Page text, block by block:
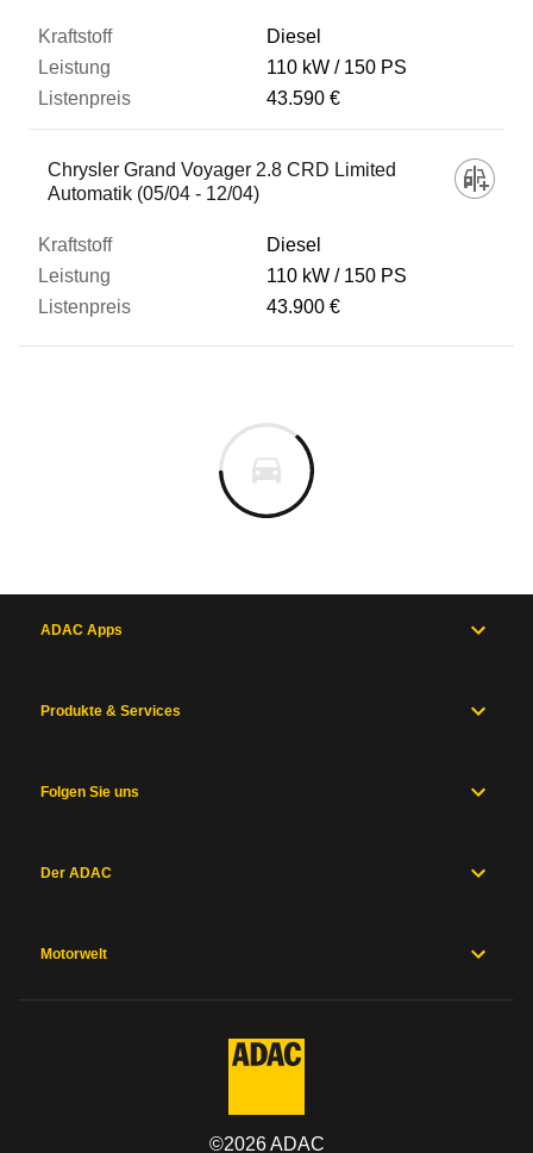
Diesel
110 kW
150 PS
43.590 €
Chrysler Grand Voyager 2.8 CRD Limited
Automatik (05/04 - 12/04)
Diesel
110 kW
150 PS
43.900 €
ADAC Apps
Produkte & Services
Folgen Sie uns
Der ADAC
Motorwelt
©2026ADAC